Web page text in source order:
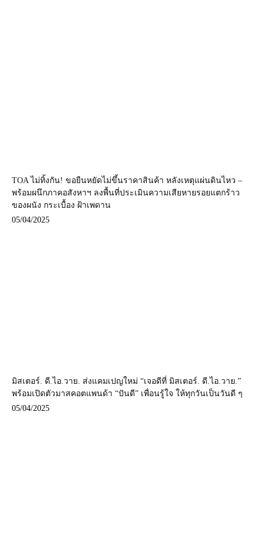
TOA ไม่ทิ้งกัน! ขอยืนหยัดไม่ขึ้นราคาสินค้า หลังเหตุแผ่นดินไหว –
พร้อมผนึกภาคอสังหาฯ ลงพื้นที่ประเมินความเสียหายรอยแตกร้าว
ของผนัง กระเบื้อง ฝ้าเพดาน
05/04/2025
มิสเตอร์. ดี.ไอ.วาย. ส่งแคมเปญใหม่ “เจอดีที่ มิสเตอร์. ดี.ไอ.วาย.”
พร้อมเปิดตัวมาสคอตแพนด้า “ปันดี” เพื่อนรู้ใจ ให้ทุกวันเป็นวันดี ๆ
05/04/2025